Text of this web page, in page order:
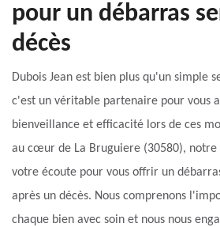
pour un débarras
décès
Dubois Jean est bien plus qu'un simple
c'est un véritable partenaire pour vous
bienveillance et efficacité lors de ces
au cœur de La Bruguiere (30580), notre
votre écoute pour vous offrir un
après un décès. Nous comprenons
chaque bien avec soin et nous nous